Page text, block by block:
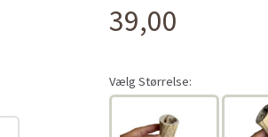
39,00
Vælg Størrelse: